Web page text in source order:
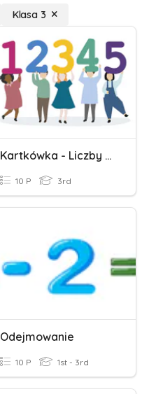
Klasa 3
Kartkówka - Liczby Trzycyfrowe
10 P 3rd
Odejmowanie
10 P 1st - 3rd